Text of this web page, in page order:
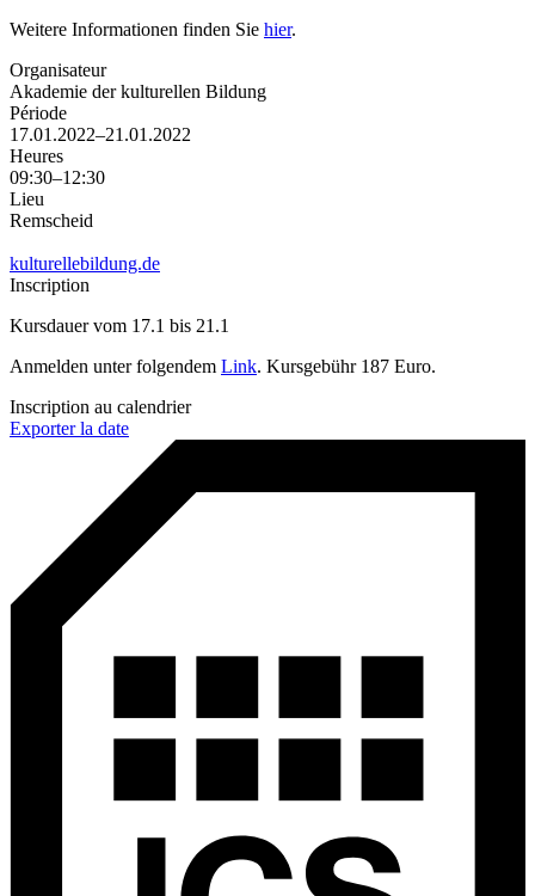
Weitere Informationen finden Sie hier.
Organisateur
Akademie der kulturellen Bildung
Période
17.01.2022–21.01.2022
Heures
09:30–12:30
Lieu
Remscheid
kulturellebildung.de
Inscription
Kursdauer vom 17.1 bis 21.1
Anmelden unter folgendem Link. Kursgebühr 187 Euro.
Inscription au calendrier
Exporter la date